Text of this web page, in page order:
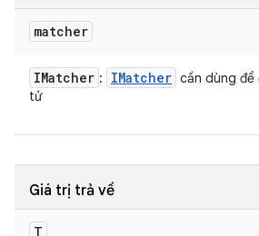
matcher
IMatcher : IMatcher cần dùng để
tử
Giá trị trả về
T